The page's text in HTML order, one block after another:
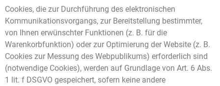
Cookies, die zur Durchführung des elektronischen
Kommunikationsvorgangs, zur Bereitstellung bestimmter,
von Ihnen erwünschter Funktionen (z. B. für die
Warenkorbfunktion) oder zur Optimierung der Website (z. B.
Cookies zur Messung des Webpublikums) erforderlich sind
(notwendige Cookies), werden auf Grundlage von Art. 6 Abs.
1 lit. f DSGVO gespeichert, sofern keine andere